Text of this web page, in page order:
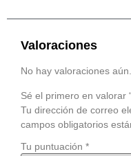
Valoraciones
No hay valoraciones aún.
Sé el primero en valorar
Tu dirección de correo
campos obligatorios
Tu puntuación *